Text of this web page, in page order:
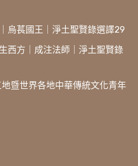
烏萇國王｜淨土聖賢錄選譯29
西方｜成注法師｜淨土聖賢錄
暨世界各地中華傳統文化青年